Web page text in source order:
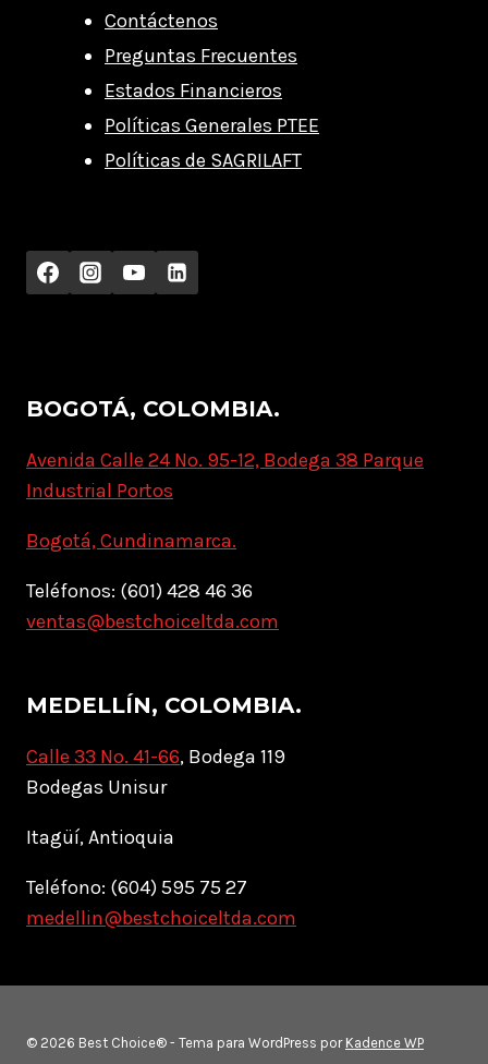
Contáctenos
Preguntas Frecuentes
Estados Financieros
Políticas Generales PTEE
Políticas de SAGRILAFT
BOGOTÁ, COLOMBIA.
Avenida Calle 24 No. 95-12, Bodega 38 Parque
Industrial Portos
Bogotá, Cundinamarca.
Teléfonos: (601) 428 46 36
ventas@bestchoiceltda.com
MEDELLÍN, COLOMBIA.
Calle 33 No. 41-66, Bodega 119
Bodegas Unisur
Itagüí, Antioquia
Teléfono: (604) 595 75 27
medellin@bestchoiceltda.com
© 2026 Best Choice® - Tema para WordPress por Kadence WP